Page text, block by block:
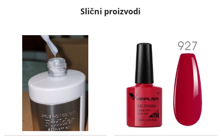
Slični proizvodi